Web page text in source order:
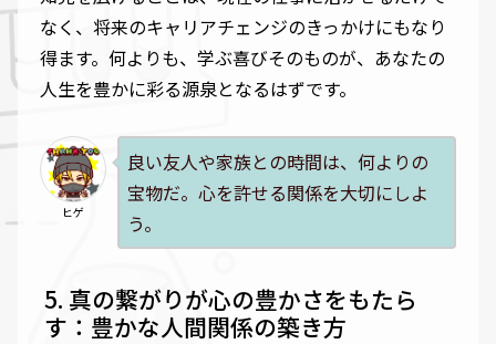
なく、将来のキャリアチェンジのきっかけにもなり
得ます。何よりも、学ぶ喜びそのものが、あなたの
人生を豊かに彩る源泉となるはずです。
ヒゲ
良い友人や家族との時間は、何よりの
宝物だ。心を許せる関係を大切にしよ
う。
真の繋がりが心の豊かさをもたら
す：豊かな人間関係の築き方